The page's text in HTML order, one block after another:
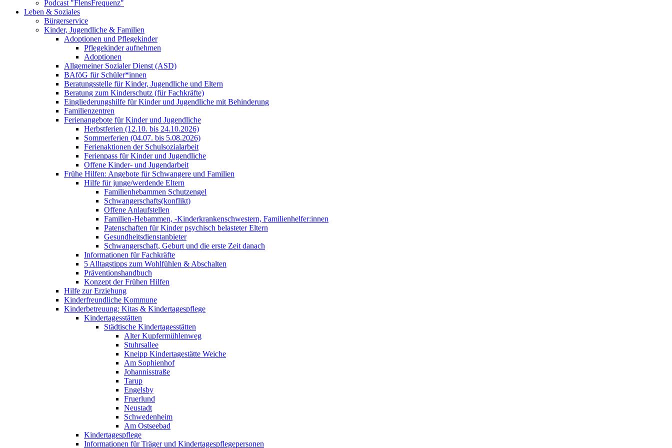
Podcast "FlensFrequenz"
Leben & Soziales
Bürgerservice
Kinder, Jugendliche & Familien
Adoptionen und Pflegekinder
Pflegekinder aufnehmen
Adoptionen
Allgemeiner Sozialer Dienst (ASD)
BAföG für Schüler*innen
Beratungsstelle für Kinder, Jugendliche und Eltern
Beratung zum Kinderschutz (für Fachkräfte)
Eingliederungshilfe für Kinder und Jugendliche mit Behinderung
Familienzentren
Ferienangebote für Kinder und Jugendliche
Herbstferien (12.10. bis 24.10.2026)
Sommerferien (04.07. bis 5.08.2026)
Ferienaktionen der Schulsozialarbeit
Ferienpass für Kinder und Jugendliche
Offene Kinder- und Jugendarbeit
Frühe Hilfen: Angebote für Schwangere und Familien
Hilfe für junge/werdende Eltern
Familienhebammen Schutzengel
Schwangerschafts(konflikt)
Offene Anlaufstellen
Familien-Hebammen, -Kinderkrankenschwestern, Familienhelfer:innen
Patenschaften für Kinder psychisch belasteter Eltern
Gesundheitsdienstanbieter
Schwangerschaft, Geburt und die erste Zeit danach
Informationen für Fachkräfte
5 Alltagstipps zum Wohlfühlen & Abschalten
Präventionshandbuch
Konzept der Frühen Hilfen
Hilfe zur Erziehung
Kinderfreundliche Kommune
Kinderbetreuung: Kitas & Kindertagespflege
Kindertagesstätten
Städtische Kindertagesstätten
Alter Kupfermühlenweg
Stuhrsallee
Kneipp Kindertagestätte Weiche
Am Sophienhof
Johannisstraße
Tarup
Engelsby
Fruerlund
Neustadt
Schwedenheim
Am Ostseebad
Kindertagespflege
Informationen für Träger und Kindertagespflegepersonen